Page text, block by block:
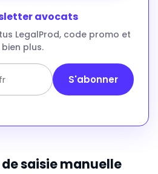
avocats
LegalProd, code promo et
bien plus.
S'abonner
de saisie manuelle